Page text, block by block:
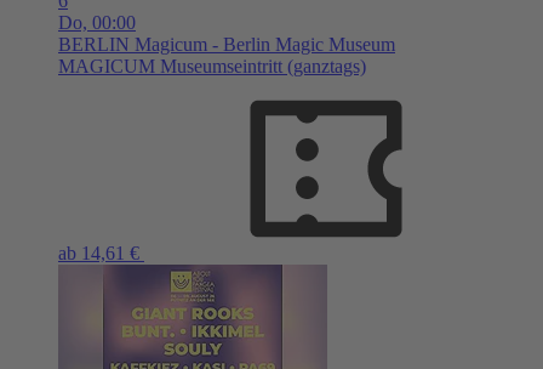
Do, 00:00
BERLIN Magicum - Berlin Magic Museum
MAGICUM Museumseintritt (ganztags)
ab 14,61 €